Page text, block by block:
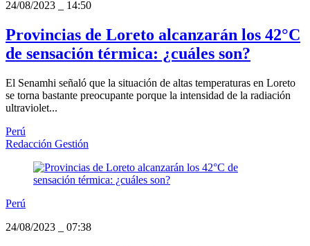
24/08/2023
14:50
Provincias de Loreto alcanzarán los 42°C
de sensación térmica: ¿cuáles son?
El Senamhi señaló que la situación de altas temperaturas en Loreto
se torna bastante preocupante porque la intensidad de la radiación
ultraviolet...
Perú
Redacción Gestión
Perú
24/08/2023
07:38